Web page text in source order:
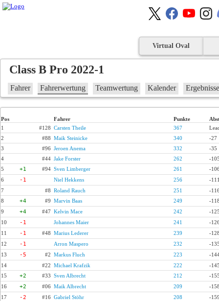
Virtual Oval
Class B Pro 2022-1
Fahrer Fahrerwertung Teamwertung Kalender Ergebnisse
Pos Fahrer Punkte
1
#128 Carsten Theile 367
2
#88 Maik Steinicke 340
-27
3
#96 Jeroen Anema 332
-35
4
#44 Jake Forster 262
-
5
+1 #94 Sven Limberger 261
-
6
-1 Niel Hekkens 256
-
7
#8 Roland Rauch 251
-
8
+4 #9 Marvin Baas 249
-
9
+4 #47 Kelvin Mace 242
-
10
-1 Johannes Maier 241
-
11
-1 #48 Marius Lederer 239
-
12
-1 Arron Maspero 232
-
13
-5 #2 Markus Fluch 223
-
14
#22 Michael Krafzik 222
-
15
+2 #33 Sven Albrecht 212
-
16
+2 #06 Maik Albrecht 209
-
17
-2 #16 Gabriel Stöhr 208
-